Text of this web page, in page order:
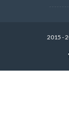
2015 -